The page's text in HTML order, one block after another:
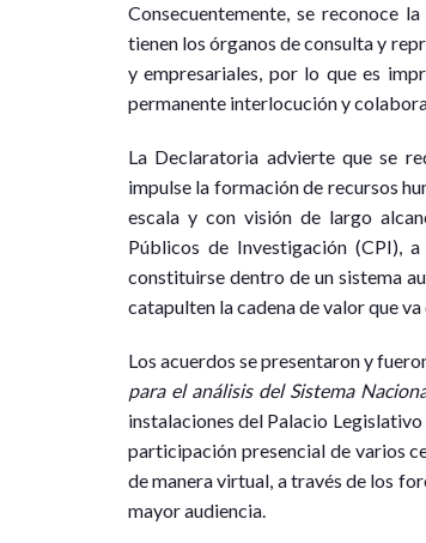
Consecuentemente, se reconoce
tienen los órganos de consulta y
y empresariales, por lo que es
permanente interlocución y
La Declaratoria advierte que se
impulse la formación de recursos
escala y con visión de largo
Públicos de Investigación (CPI),
constituirse dentro de un sistema
catapulten la cadena de valor que
Los acuerdos se presentaron y
para el análisis del Sistema
instalaciones del Palacio
participación presencial de varios
de manera virtual, a través de los
mayor audiencia.